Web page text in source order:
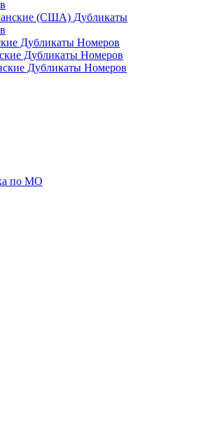
(США) Дубликаты
Дубликаты Номеров
Дубликаты Номеров
Дубликаты Номеров
по МО